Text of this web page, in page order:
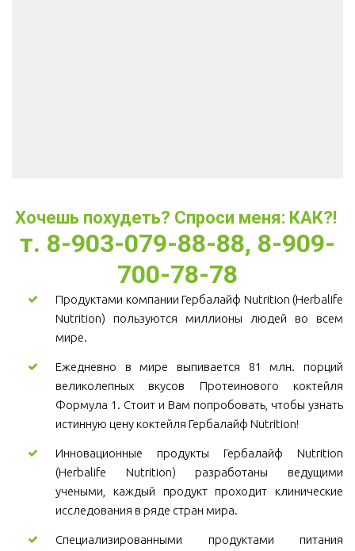
Хочешь похудеть? Спроси меня: КАК?!
т. 8-903-079-88-88, 8-909-
700-78-78
Продуктами компании Гербалайф Nutrition (Herbalife
Nutrition) пользуются миллионы людей во всем
мире.
Ежедневно в мире выпивается 81 млн. порций
великолепных вкусов Протеинового коктейля
Формула 1. Стоит и Вам попробовать, чтобы узнать
истинную цену коктейля Гербалайф Nutrition!
Инновационные продукты Гербалайф Nutrition
(Herbalife Nutrition) разработаны ведущими
учеными, каждый продукт проходит клинические
исследования в ряде стран мира.
Специализированными продуктами питания